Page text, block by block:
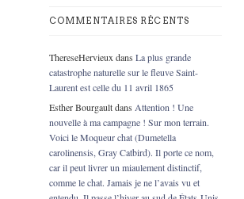
COMMENTAIRES RÉCENTS
ThereseHervieux dans La plus grande
catastrophe naturelle sur le fleuve Saint-
Laurent est celle du 11 avril 1865
Esther Bourgaultdans Attention ! Une
nouvelle à ma campagne ! Sur mon terrain.
Voici le Moqueur chat (Dumetella
carolinensis, Gray Catbird). Il porte ce nom,
car il peut livrer un miaulement distinctif,
comme le chat. Jamais je ne l’avais vu et